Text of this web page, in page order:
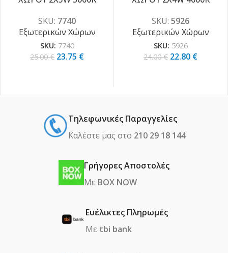
SKU: 7740
Εξωτερικών Χώρων
SKU: 7740
25.00€ 23.75 €
SKU: 5926
Εξωτερικών Χώρων
SKU: 5926
24.00€ 22.80 €
Τηλεφωνικές Παραγγελίες
Καλέστε μας στο 210 29 18 144
Γρήγορες Αποστολές
Με BOX NOW
Ευέλικτες Πληρωμές
Με tbi bank